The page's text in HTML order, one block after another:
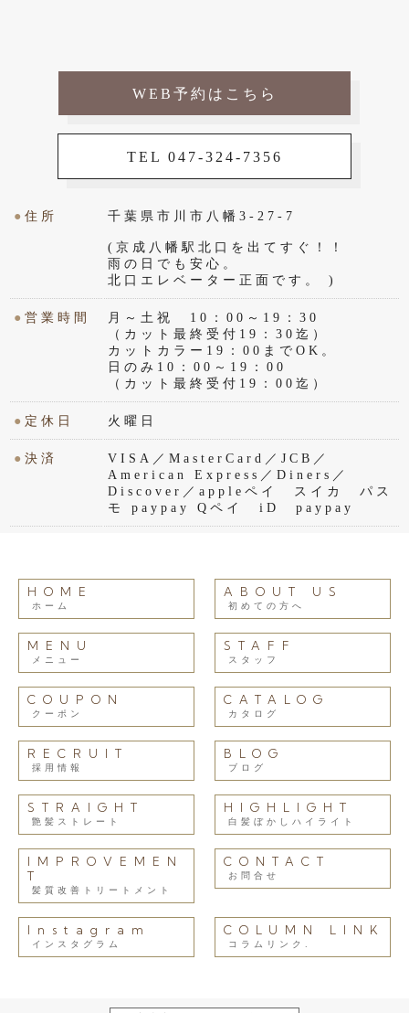
WEB予約はこちら
TEL 047-324-7356
●住所 千葉県市川市八幡3-27-7
(京成八幡駅北口を出てすぐ！！
雨の日でも安心。
北口エレベーター正面です。 )
●営業時間
月～土祝 10：00～19：30
（カット最終受付19：30迄）
カットカラー19：00までOK。
日のみ10：00～19：00
（カット最終受付19：00迄）
● 定休日 火曜日
●決済
VISA／MasterCard／JCB／
American Express／Diners／
Discover／appleペイ スイカ パス
モ paypay Qペイ iD paypay
HOME
ホーム
ABOUT US
初めての方へ
MENU
メニュー
STAFF
スタッフ
COUPON
クーポン
CATALOG
カタログ
RECRUIT
採用情報
BLOG
ブログ
STRAIGHT
艶髪ストレート
HIGHLIGHT
白髪ぼかしハイライト
IMPROVEMEN
T
髪質改善トリートメント
CONTACT
お問合せ
Instagram
インスタグラム
COLUMN LINK
コラムリンク.